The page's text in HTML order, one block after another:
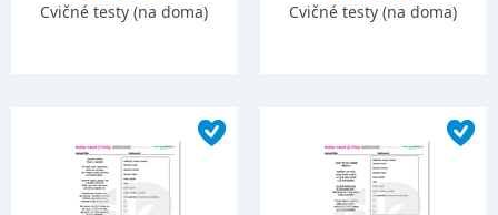
Cvičné testy (na doma)
Cvičné testy (na doma)